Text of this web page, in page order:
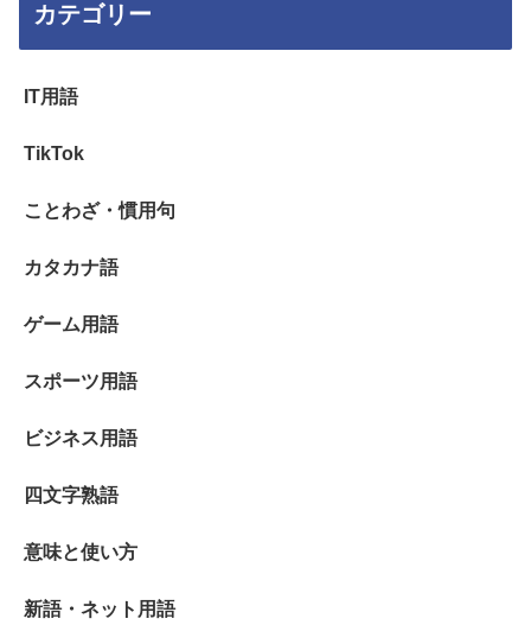
カテゴリー
IT用語
TikTok
ことわざ・慣用句
カタカナ語
ゲーム用語
スポーツ用語
ビジネス用語
四文字熟語
意味と使い方
新語・ネット用語